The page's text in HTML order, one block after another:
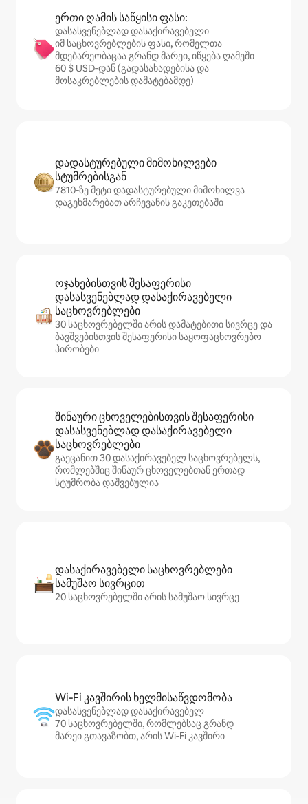
ერთი ღამის საწყისი ფასი:
დასასვენებლად დასაქირავებელი
იმ საცხოვრებლების ფასი, რომელთა
მდებარეობაცაა გრანდ მარეი, იწყება ღამეში
60 $ USD‑დან (გადასახადებისა და
მოსაკრებლების დამატებამდე)
დადასტურებული მიმოხილვები
სტუმრებისგან
7810‑ზე მეტი დადასტურებული მიმოხილვა
დაგეხმარებათ არჩევანის გაკეთებაში
ოჯახებისთვის შესაფერისი
დასასვენებლად დასაქირავებელი
საცხოვრებლები
30 საცხოვრებელში არის დამატებითი სივრცე და
ბავშვებისთვის შესაფერისი საყოფაცხოვრებო
პირობები
შინაური ცხოველებისთვის შესაფერისი
დასასვენებლად დასაქირავებელი
საცხოვრებლები
გაეცანით 30 დასაქირავებელ საცხოვრებელს,
რომლებშიც შინაურ ცხოველებთან ერთად
სტუმრობა დაშვებულია
დასაქირავებელი საცხოვრებლები
სამუშაო სივრცით
20 საცხოვრებელში არის სამუშაო სივრცე
Wi‑Fi კავშირის ხელმისაწვდომობა
დასასვენებლად დასაქირავებელ
70 საცხოვრებელში, რომლებსაც გრანდ
მარეი გთავაზობთ, არის Wi‑Fi კავშირი